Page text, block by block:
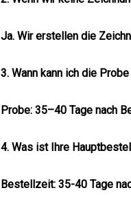
Ja. Wir erstellen die
3. Wann kann ich die
Probe: 35–40 Tage nach
4. Was ist Ihre
Bestellzeit: 35-40 Tage